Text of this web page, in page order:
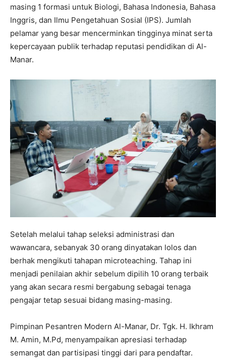
masing 1 formasi untuk Biologi, Bahasa Indonesia, Bahasa
Inggris, dan Ilmu Pengetahuan Sosial (IPS). Jumlah
pelamar yang besar mencerminkan tingginya minat serta
kepercayaan publik terhadap reputasi pendidikan di Al-
Manar.
Setelah melalui tahap seleksi administrasi dan
wawancara, sebanyak 30 orang dinyatakan lolos dan
berhak mengikuti tahapan microteaching. Tahap ini
menjadi penilaian akhir sebelum dipilih 10 orang terbaik
yang akan secara resmi bergabung sebagai tenaga
pengajar tetap sesuai bidang masing-masing.
Pimpinan Pesantren Modern Al-Manar, Dr. Tgk. H. Ikhram
M. Amin, M.Pd, menyampaikan apresiasi terhadap
semangat dan partisipasi tinggi dari para pendaftar.